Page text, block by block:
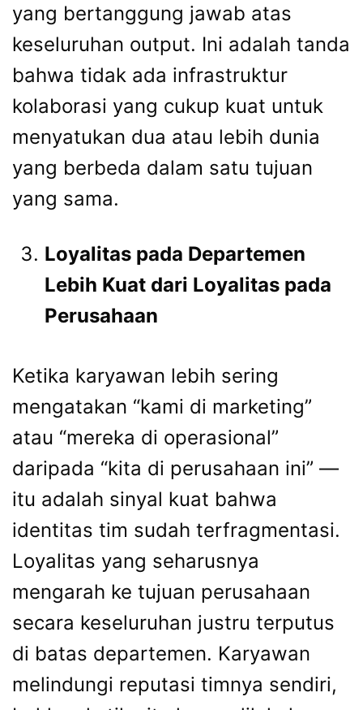
yang bertanggung jawab atas
keseluruhan output. Ini adalah tanda
bahwa tidak ada infrastruktur
kolaborasi yang cukup kuat untuk
menyatukan dua atau lebih dunia
yang berbeda dalam satu tujuan
yang sama.
Loyalitas pada Departemen
Lebih Kuat dari Loyalitas pada
Perusahaan
Ketika karyawan lebih sering
mengatakan “kami di marketing”
atau “mereka di operasional”
daripada “kita di perusahaan ini” —
itu adalah sinyal kuat bahwa
identitas tim sudah terfragmentasi.
Loyalitas yang seharusnya
mengarah ke tujuan perusahaan
secara keseluruhan justru terputus
di batas departemen. Karyawan
melindungi reputasi timnya sendiri,